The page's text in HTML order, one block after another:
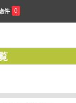
件 0